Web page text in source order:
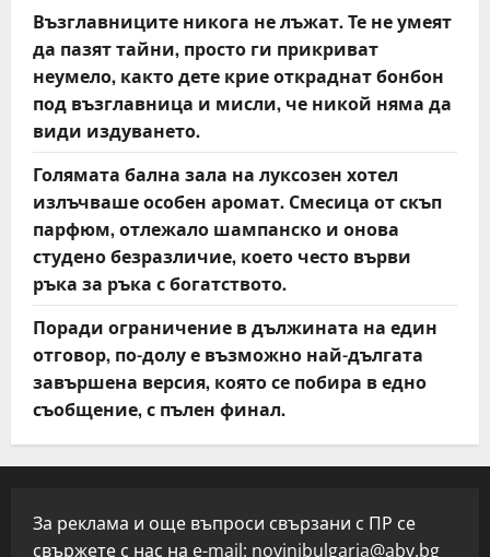
Възглавниците никога не лъжат. Те не умеят
да пазят тайни, просто ги прикриват
неумело, както дете крие откраднат бонбон
под възглавница и мисли, че никой няма да
види издуването.
Голямата бална зала на луксозен хотел
излъчваше особен аромат. Смесица от скъп
парфюм, отлежало шампанско и онова
студено безразличие, което често върви
ръка за ръка с богатството.
Поради ограничение в дължината на един
отговор, по-долу е възможно най-дългата
завършена версия, която се побира в едно
съобщение, с пълен финал.
За реклама и още въпроси свързани с ПР се
свържете с нас на e-mail: novinibulgaria@abv.bg